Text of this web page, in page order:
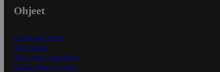
Ohjeet
Ensitilaajan ohjeet
Näin maksat
Näin tilaat ja muokkaat
Kaikki ohjeet ja vinkit